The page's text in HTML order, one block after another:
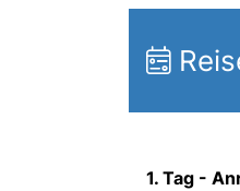
1. Tag -